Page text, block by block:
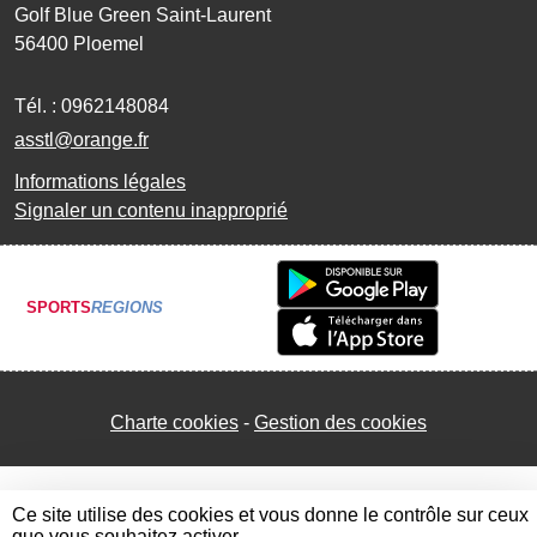
Golf Blue Green Saint-Laurent
56400 Ploemel
Tél. : 0962148084
asstl@orange.fr
Informations légales
Signaler un contenu inapproprié
SPORTSREGIONS
Charte cookies Gestion des cookies
Ce site utilise des cookies et vous donne le contrôle sur ceux